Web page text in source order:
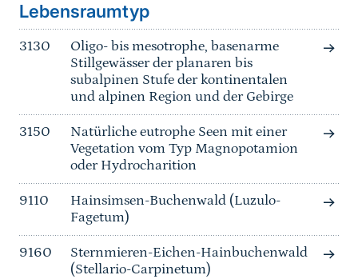
Lebensraumtyp
3130
Oligo- bis mesotrophe, basenarme
Stillgewässer der planaren bis
subalpinen Stufe der kontinentalen
und alpinen Region und der Gebirge
3150
Natürliche eutrophe Seen mit einer
Vegetation vom Typ Magnopotamion
oder Hydrocharition
9110
Hainsimsen-Buchenwald (Luzulo-
Fagetum)
9160
Sternmieren-Eichen-Hainbuchenwald
(Stellario-Carpinetum)